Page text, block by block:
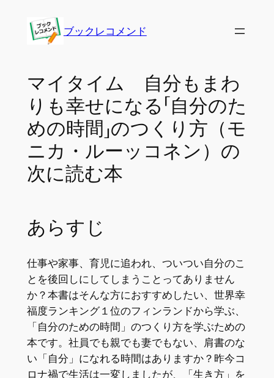
ブックレコメンド
マイタイム 自分もまわ
りも幸せになる「自分のた
めの時間」のつくり方（モ
ニカ・ルーッコネン）の
次に読む本
あらすじ
仕事や家事、育児に追われ、ついつい自分のこ
とを後回しにしてしまうことってありません
か？本書はそんな方におすすめしたい、世界幸
福度ランキング１位のフィンランドから学ぶ、
「自分のための時間」のつくり方を学ぶための
本です。社員でも親でも妻でもない、肩書のな
い「自分」になれる時間はありますか？昨今コ
ロナ禍で生活は一変しましたが、「生き方」を